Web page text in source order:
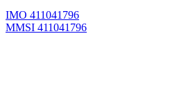
IMO 411041796
MMSI 411041796